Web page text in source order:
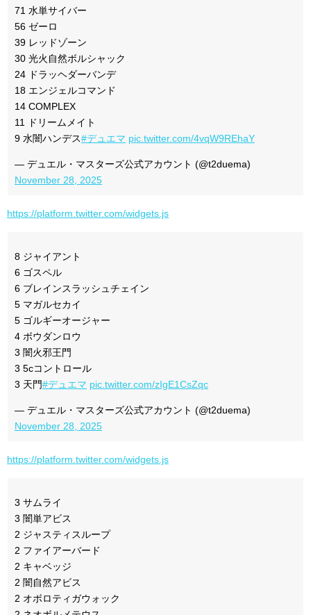
71 水単サイバー
56 ゼーロ
39 レッドゾーン
30 光火自然ボルシャック
24 ドラッヘダーバンデ
18 エンジェルコマンド
14 COMPLEX
11 ドリームメイト
9 水闇ハンデス#デュエマ pic.twitter.com/4vqW9REhaY
— デュエル・マスターズ公式アカウント (@t2duema)
November 28, 2025
https://platform.twitter.com/widgets.js
8 ジャイアント
6 ゴスペル
6 ブレインスラッシュチェイン
5 マガルセカイ
5 ゴルギーオージャー
4 ボウダンロウ
3 闇火邪王門
3 5cコントロール
3 天門#デュエマ pic.twitter.com/zIgE1CsZqc
— デュエル・マスターズ公式アカウント (@t2duema)
November 28, 2025
https://platform.twitter.com/widgets.js
3 サムライ
3 闇単アビス
2 ジャスティスループ
2 ファイアーバード
2 キャベッジ
2 闇自然アビス
2 オボロティガウォック